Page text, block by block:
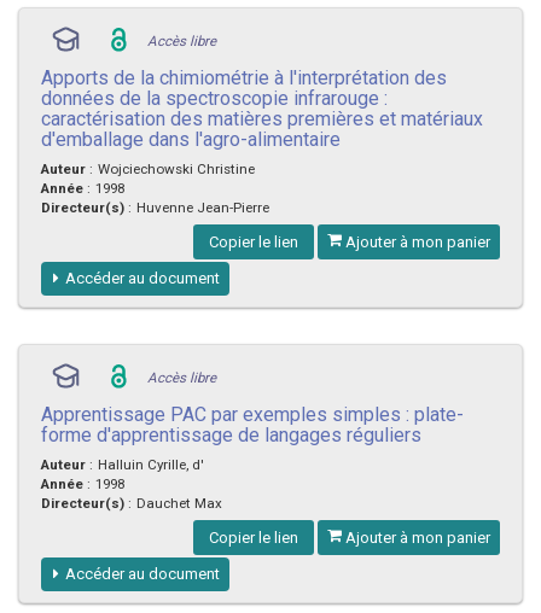
Accès libre
Apports de la chimiométrie à l'interprétation des
données de la spectroscopie infrarouge :
caractérisation des matières premières et matériaux
d'emballage dans l'agro-alimentaire
Auteur : Wojciechowski Christine
Année : 1998
Directeur(s) : Huvenne Jean-Pierre
Copier le lien Ajouter à mon panier
Accéder au document
Accès libre
Apprentissage PAC par exemples simples : plate-
forme d'apprentissage de langages réguliers
Auteur : Halluin Cyrille, d'
Année : 1998
Directeur(s) : Dauchet Max
Copier le lien Ajouter à mon panier
Accéder au document